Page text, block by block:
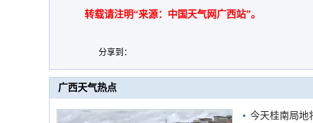
转载请注明“来源：中国天气网广西站”。
分享到：
广西天气热点
今天桂南局地